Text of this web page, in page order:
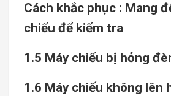
Cách khắc phục : Mang
chiếu để kiểm tra
1.5 Máy chiếu bị hỏng
1.6 Máy chiếu không lên